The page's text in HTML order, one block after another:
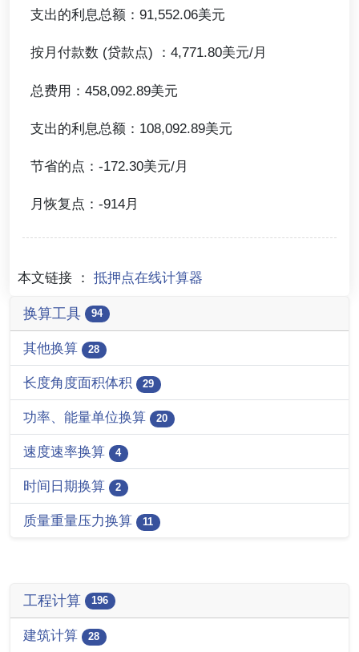
支出的利息总额：91,552.06美元
按月付款数 (贷款点) ：4,771.80美元/月
总费用：458,092.89美元
支出的利息总额：108,092.89美元
节省的点：-172.30美元/月
月恢复点：-914月
本文链接 ： 抵押点在线计算器
换算工具 94
其他换算 28
长度角度面积体积 29
功率、能量单位换算 20
速度速率换算 4
时间日期换算 2
质量重量压力换算 11
工程计算 196
建筑计算 28